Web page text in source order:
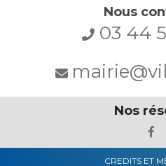
Nous
03 44
Nos
CREDITS ET